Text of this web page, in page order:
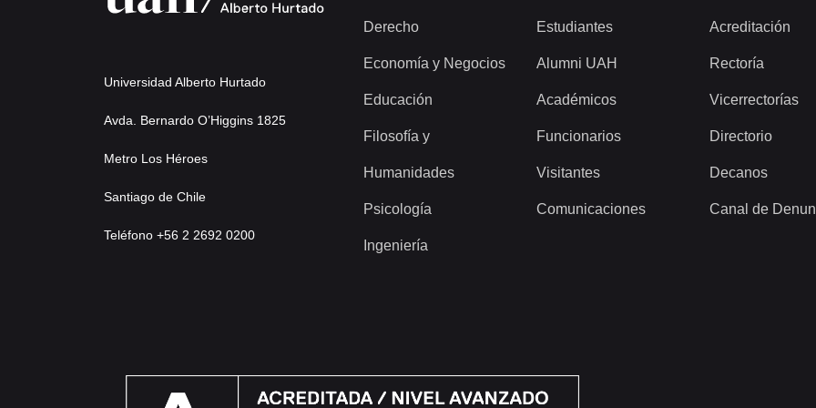
Universidad Alberto Hurtado
Avda. Bernardo O’Higgins 1825
Metro Los Héroes
Santiago de Chile
Teléfono +56 2 2692 0200
Derecho
Economía y Negocios
Educación
Filosofía y
Humanidades
Psicología
Ingeniería
Estudiantes
Alumni UAH
Académicos
Funcionarios
Visitantes
Comunicaciones
Acreditación
Rectoría
Vicerrectorías
Directorio
Decanos
Canal de